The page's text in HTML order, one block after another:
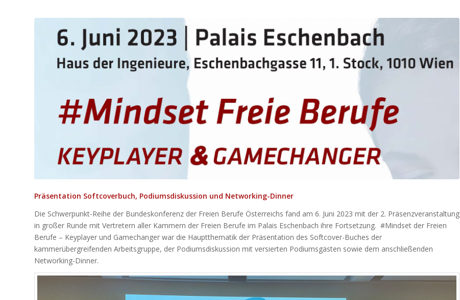
Präsentation Softcoverbuch, Podiumsdiskussion und Networking-Dinner
Die Schwerpunkt-Reihe der Bundeskonferenz der Freien Berufe Österreichs fand am 6. Juni 2023 mit der 2. Präsenzveranstaltung
in großer Runde mit Vertretern aller Kammern der Freien Berufe im Palais Eschenbach ihre Fortsetzung. #Mindset der Freien
Berufe – Keyplayer und Gamechanger war die Hauptthematik der Präsentation des Softcover-Buches der
kammerübergreifenden Arbeitsgruppe, der Podiumsdiskussion mit versierten Podiumsgästen sowie dem anschließenden
Networking-Dinner.